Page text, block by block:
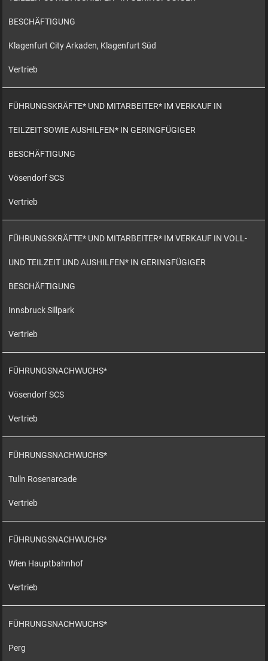
BESCHÄFTIGUNG
Klagenfurt City Arkaden, Klagenfurt Süd
Vertrieb
FÜHRUNGSKRÄFTE* UND MITARBEITER* IM VERKAUF IN
TEILZEIT SOWIE AUSHILFEN* IN GERINGFÜGIGER
BESCHÄFTIGUNG
Vösendorf SCS
Vertrieb
FÜHRUNGSKRÄFTE* UND MITARBEITER* IM VERKAUF IN VOLL-
UND TEILZEIT UND AUSHILFEN* IN GERINGFÜGIGER
BESCHÄFTIGUNG
Innsbruck Sillpark
Vertrieb
FÜHRUNGSNACHWUCHS*
Vösendorf SCS
Vertrieb
FÜHRUNGSNACHWUCHS*
Tulln Rosenarcade
Vertrieb
FÜHRUNGSNACHWUCHS*
Wien Hauptbahnhof
Vertrieb
FÜHRUNGSNACHWUCHS*
Perg